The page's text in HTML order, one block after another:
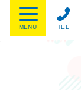
TEL
MENU